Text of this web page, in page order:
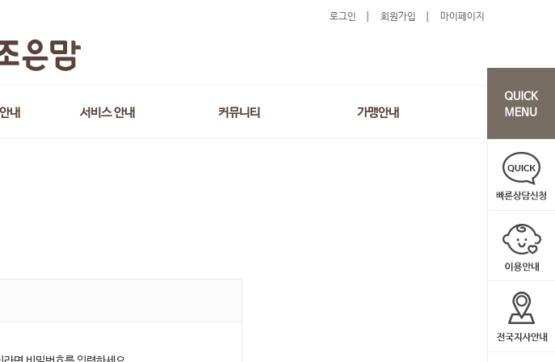
로그인 회원가입 마이페이지
내 서비스 안내 커뮤니티 가맹안내